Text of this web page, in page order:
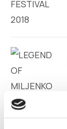
Cosa fare
Info
Multimedia
Tourist office